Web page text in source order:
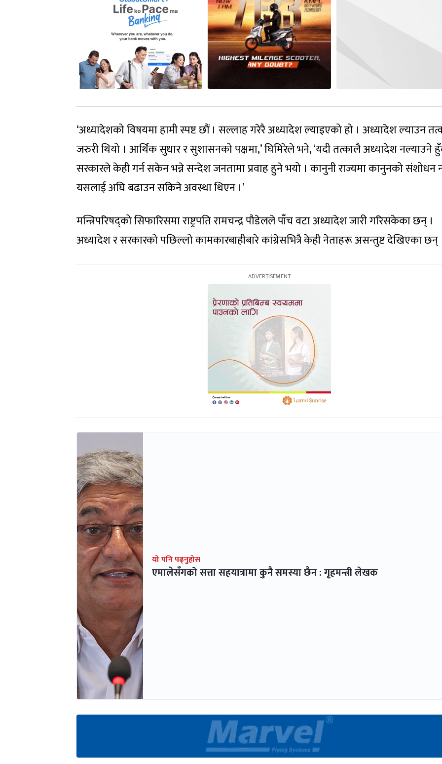
‘अध्यादेशको विषयमा हामी स्पष्ट छौं । सल्लाह गरेरै अध्यादेश ल्याइएको हो । अध्यादेश ल्याउन
जरुरी थियो । आर्थिक सुधार र सुशासनको पक्षमा,’ घिमिरेले भने, ‘यदी तत्कालै अध्यादेश नल्याउने
सरकारले केही गर्न सकेन भन्ने सन्देश जनतामा प्रवाह हुने भयो । कानुनी राज्यमा कानुनको संशोधन
यसलाई अघि बढाउन सकिने अवस्था थिएन ।’
मन्त्रिपरिषद्को सिफारिसमा राष्ट्रपति रामचन्द्र पौडेलले पाँच वटा अध्यादेश जारी गरिसकेका छन् ।
अध्यादेश र सरकारको पछिल्लो कामकारबाहीबारे कांग्रेसभित्रै केही नेताहरू असन्तुष्ट देखिएका छन्
यो पनि पढ्नुहोस
एमालेसँगको सत्ता सहयात्रामा कुनै समस्या छैन : गृहमन्त्री लेखक